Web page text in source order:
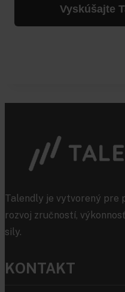
Vyskúšajte
Talendly je vytvorený pre
rozvoj zručností,
sily.
KONTAKT